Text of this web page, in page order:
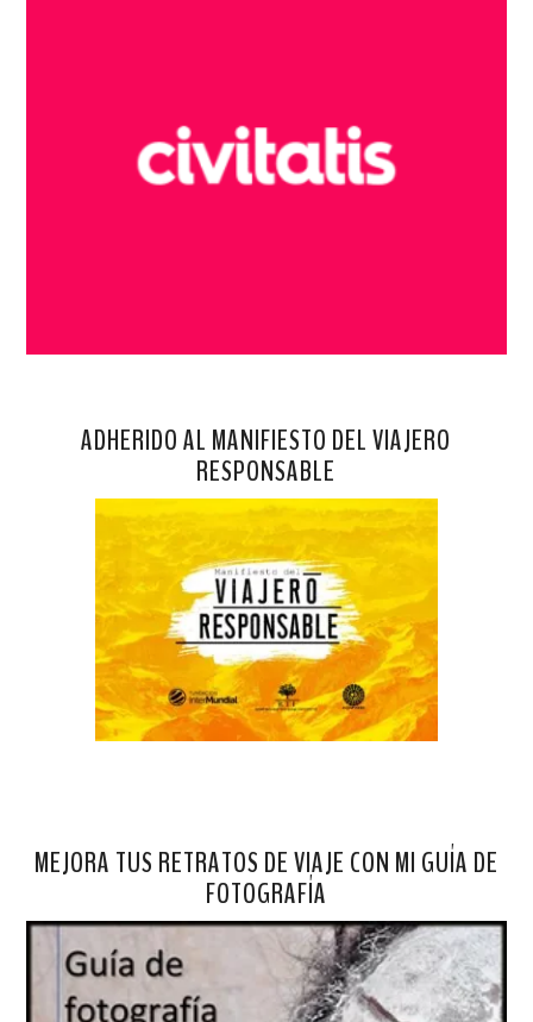
ADHERIDO AL MANIFIESTO DEL VIAJERO
RESPONSABLE
MEJORA TUS RETRATOS DE VIAJE CON MI GUÍA DE
FOTOGRAFÍA